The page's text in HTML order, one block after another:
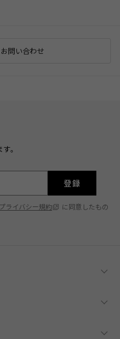
問い合わせ
。
登録
プライバシー規約
に同意したもの